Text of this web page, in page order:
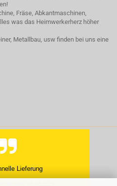
Fräse, Abkantmaschinen,
was das Heimwerkerherz höher
Metallbau, usw finden bei uns eine
Lieferung